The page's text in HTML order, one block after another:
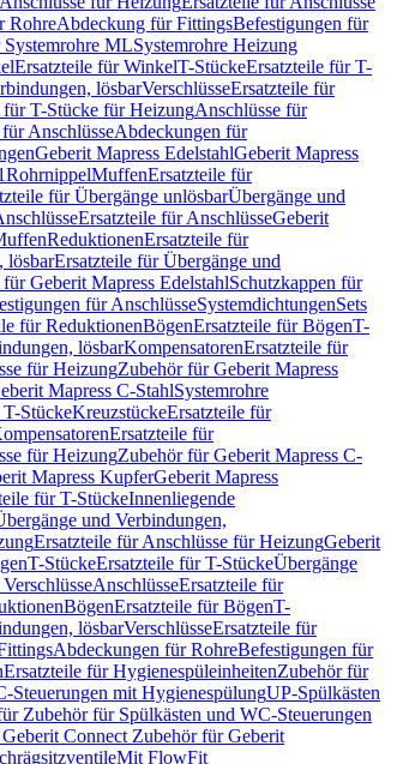
RohreAbdeckung für FittingsBefestigungen für
Systemrohre MLSystemrohre Heizung
Ersatzteile für WinkelT-StückeErsatzteile für T-
lösbarVerschlüsseErsatzteile für
für T-Stücke für HeizungAnschlüsse für
AnschlüsseAbdeckungen für
Geberit Mapress EdelstahlGeberit Mapress
RohrnippelMuffenErsatzteile für
für Übergänge unlösbarÜbergänge und
Ersatzteile für AnschlüsseGeberit
ReduktionenErsatzteile für
lösbarErsatzteile für Übergänge und
Geberit Mapress EdelstahlSchutzkappen für
für AnschlüsseSystemdichtungenSets
für ReduktionenBögenErsatzteile für BögenT-
lösbarKompensatorenErsatzteile für
für HeizungZubehör für Geberit Mapress
Mapress C-StahlSystemrohre
StückeKreuzstückeErsatzteile für
Ersatzteile für
für HeizungZubehör für Geberit Mapress C-
Mapress KupferGeberit Mapress
für T-StückeInnenliegende
und Verbindungen,
Ersatzteile für Anschlüsse für HeizungGeberit
T-StückeErsatzteile für T-StückeÜbergänge
AnschlüsseErsatzteile für
BögenErsatzteile für BögenT-
lösbarVerschlüsseErsatzteile für
Abdeckungen für RohreBefestigungen für
Ersatzteile für HygienespüleinheitenZubehör für
Steuerungen mit HygienespülungUP-Spülkästen
Zubehör für Spülkästen und WC-Steuerungen
Connect Zubehör für Geberit
Mit FlowFit